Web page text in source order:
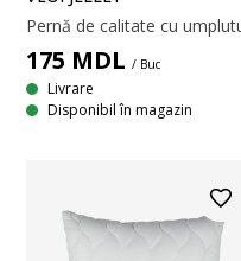
175 MDL / Buc
Livrare
Disponibil în magazin